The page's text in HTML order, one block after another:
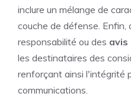
inclure un mélange de
couche de défense.
responsabilité ou des avis
les destinataires des
renforçant ainsi l'intégrité
communications.